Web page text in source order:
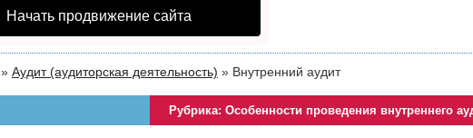
Начать продвижение сайта
» Аудит (аудиторская деятельность) » Внутренний аудит
Рубрика: Особенности проведения внутреннего